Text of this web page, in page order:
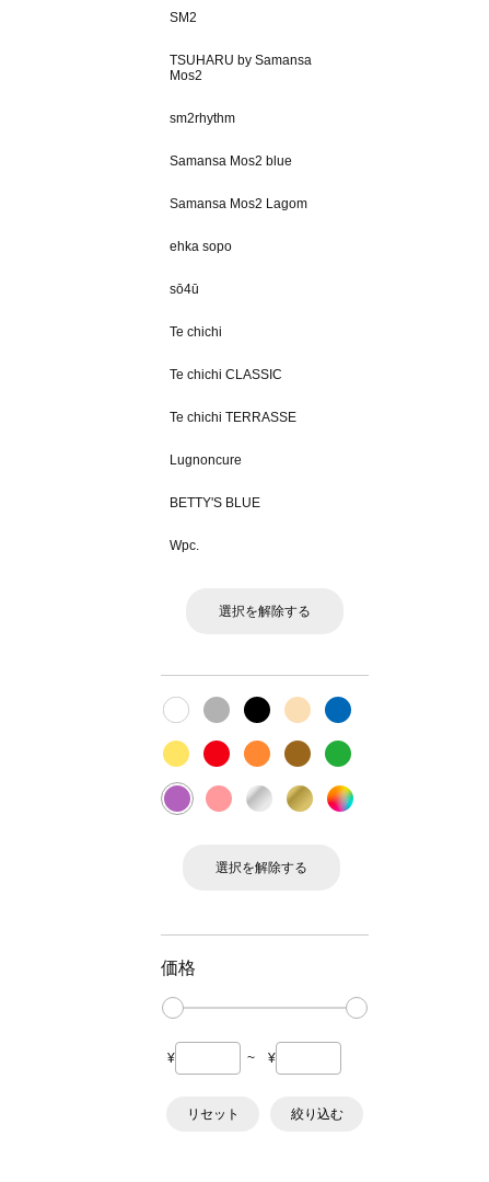
SM2
TSUHARU by Samansa
Mos2
sm2rhythm
Samansa Mos2 blue
Samansa Mos2 Lagom
ehka sopo
sō4ū
Te chichi
Te chichi CLASSIC
Te chichi TERRASSE
Lugnoncure
BETTY'S BLUE
Wpc.
選択を解除する
選択を解除する
価格
¥ ~ ¥
リセット 絞り込む